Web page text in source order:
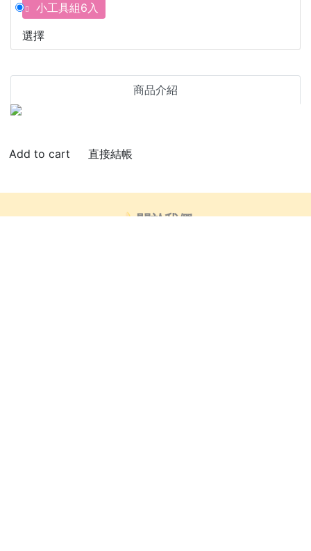
小工具組6入
選擇
商品介紹
直接結帳
🍌關於我們